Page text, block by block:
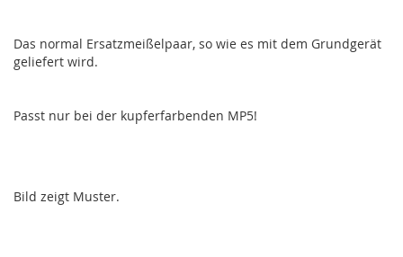
Das normal Ersatzmeißelpaar, so wie es mit dem Grundgerät
geliefert wird.
Passt nur bei der kupferfarbenden MP5!
Bild zeigt Muster.